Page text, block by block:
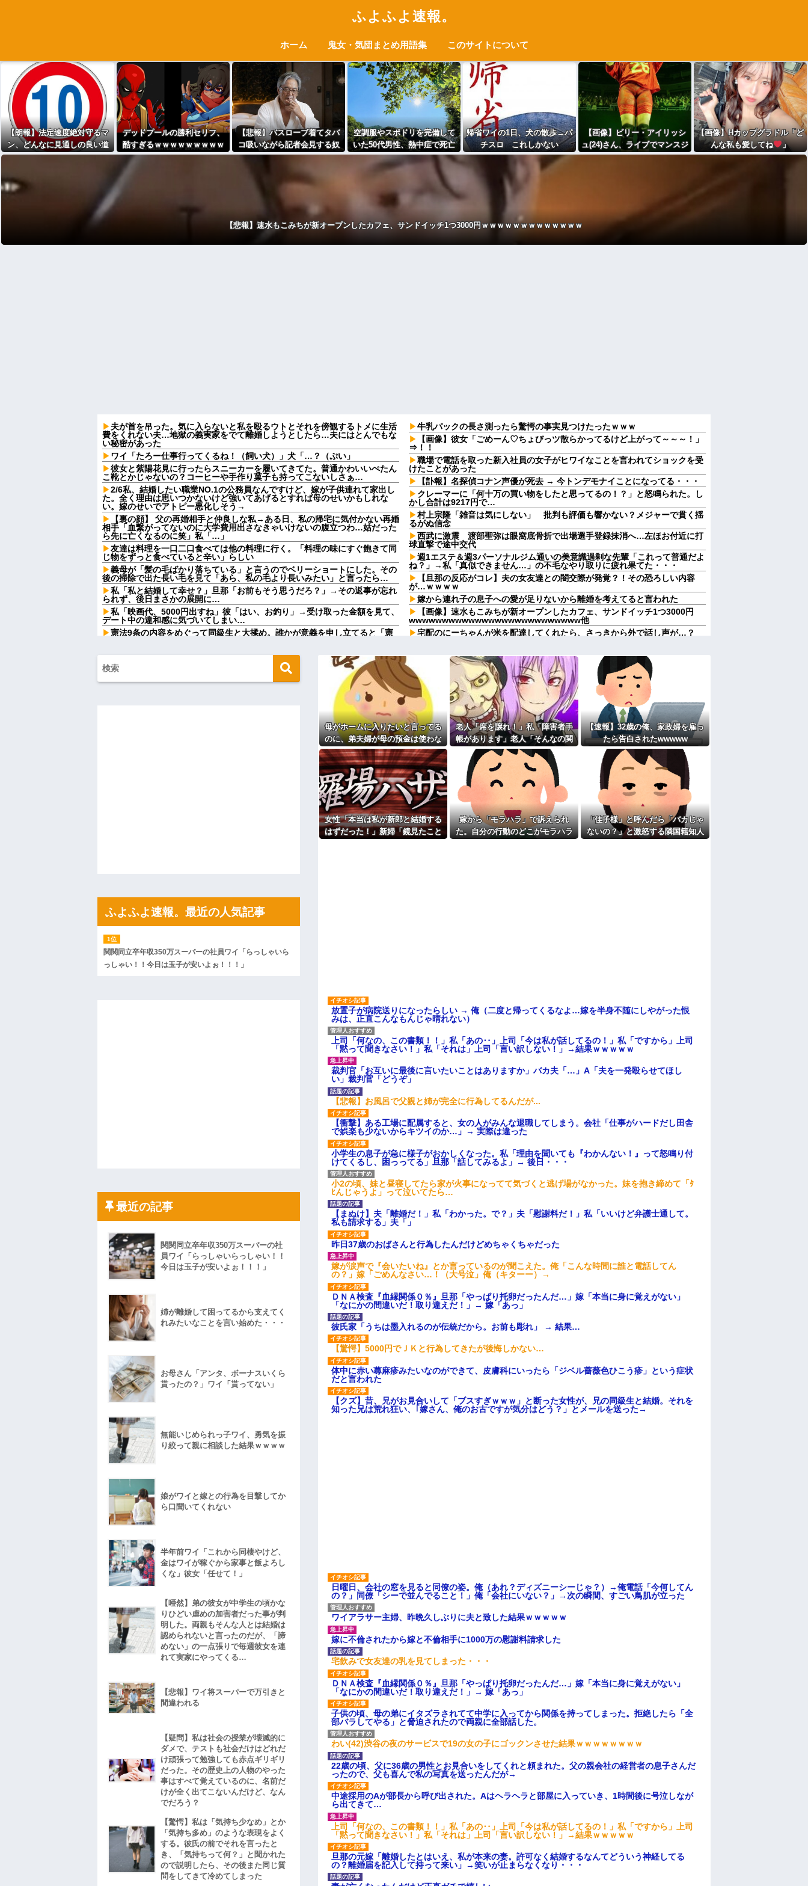
ふよふよ速報。
ホーム 鬼女・気団まとめ用語集 このサイトについて
【朗報】法定速度絶対守るマ
ン、どんなに見通しの良い道
路でも40～60km以上出さない
デッドプールの勝利セリフ、
酷すぎるｗｗｗｗｗｗｗｗｗ
ｗ
【悲報】バスローブ着てタバ
コ吸いながら記者会見する奴
ｗｗｗｗｗｗｗｗｗｗｗｗｗ
空調服やスポドリを完備して
いた50代男性、熱中症で死亡
帰省ワイの1日、犬の散歩→パ
チスロ これしかない
【画像】ビリー・アイリッシ
ュ(24)さん、ライブでマンスジ
が見える衣装を着て炎上
【画像】Hカップグラドル「ど
んな私も愛してね
」
【悲報】速水もこみちが新オープンしたカフェ、サンドイッチ1つ3000円ｗｗｗｗｗｗｗｗｗｗｗｗｗ
夫が首を吊った。気に入らないと私を殴るウトとそれを傍観するトメに生活
費をくれない夫…地獄の義実家をでて離婚しようとしたら…夫にはとんでもな
い秘密があった
ワイ「たろー仕事行ってくるね！（飼い犬）」犬「…？（ぷい」
彼女と紫陽花見に行ったらスニーカーを履いてきてた。普通かわいいぺたん
こ靴とかじゃないの？コーヒーや手作り菓子も持ってこないしさぁ…
2/6私、結婚したい職業NO.1の公務員なんですけど、嫁が子供連れて家出し
た。全く理由は思いつかないけど強いてあげるとすれば母のせいかもしれな
い。嫁のせいでアトピー悪化しそう→
【裏の顔】 父の再婚相手と仲良しな私→ある日、私の帰宅に気付かない再婚
相手「血繋がってないのに大学費用出さなきゃいけないの腹立つわ…姑だった
ら先に亡くなるのに笑」私「…」
友達は料理を一口二口食べては他の料理に行く。「料理の味にすぐ飽きて同
じ物をずっと食べていると辛い」らしい
義母が「髪の毛ばかり落ちている」と言うのでベリーショートにした。その
後の掃除で出た長い毛を見て「あら、私の毛より長いみたい」と言ったら…
私「私と結婚して幸せ？」旦那「お前もそう思うだろ？」→その返事が忘れ
られず、後日まさかの展開に…
私「映画代、5000円出すね」彼「はい、お釣り」→受け取った金額を見て、
デート中の違和感に気づいてしまい…
憲法9条の内容をめぐって同級生と大揉め。誰かが意義を申し立てると「憲
【しまった…】 コトメに追い出されたトメと二世帯住宅を建て、「２F(夫婦
のエリア)には絶対に上がらない」という約束をしたが、早速破って2Fに上
が...
ATMで俺が暗証番号を入力し終わった瞬間に、後ろに並んでいた外国人風の
女がこちらに荷物をばらまきやがった。俺（うっぜぇ。引き落としキャンセ
チー牛「デブの事豚丼って呼ぼうぜ！」←これが流行らなかった理由
【悲報】「美人すぎる県警本部長」失職ｗｗｗｗｗｗｗｗｗ
【衝撃】葬儀屋「火葬プランはどうなさいますか？」ワイ喪主「直葬で(即
【朗報】寺田心、週6ジム通いで体重62kg→82kgにwwwwwwww
【画像】このLINEでなんで女が怒ってるのか分かんない奴はモテない奴確定
妹と差をつけて育てられた。妹「家も土地も、財産はすべて私が継ぐ。相続
は放棄して」母「うんうん」私「わかった」 → 数年後、復讐のチャンスが
ハードオフに売っていた4万4000円のフィギュアがヤバすぎるｗｗｗｗｗｗ
後続車にクラクションを鳴らされ彼氏が逆切れ。「何クラクション鳴らして
んだ！降りてこいよ！」と怒鳴りだし...
【衝撃】報酬100万円超の治験募集がこちらｗｗｗｗｗ(※画像あり)
ｗｗｗｗｗｗｗｗｗｗ
【愕然】白のクラウン俺氏、高速道路左車線を制限速度で走った結果
wwwwwwwwwwww
牛乳パックの長さ測ったら驚愕の事実見つけたったｗｗｗ
【画像】彼女「ごめーん♡ちょびっツ散らかってるけど上がって～～～！」
⇒！！
職場で電話を取った新入社員の女子がヒワイなことを言われてショックを受
けたことがあった
【訃報】名探偵コナン声優が死去 → 今トンデモナイことになってる・・・
クレーマーに「何十万の買い物をしたと思ってるの！？」と怒鳴られた。し
かし合計は9217円で…
村上宗隆「雑音は気にしない」 批判も評価も響かない？メジャーで貫く揺
るがぬ信念
西武に激震 渡部聖弥は眼窩底骨折で出場選手登録抹消へ…左ほお付近に打
球直撃で途中交代
週1エステ＆週3パーソナルジム通いの美意識過剰な先輩「これって普通だよ
ね？」→私「真似できません…」の不毛なやり取りに疲れ果てた・・・
【旦那の反応がコレ】夫の女友達との闇交際が発覚？！その恐ろしい内容
が…ｗｗｗｗ
嫁から連れ子の息子への愛が足りないから離婚を考えてると言われた
【画像】速水もこみちが新オープンしたカフェ、サンドイッチ1つ3000円
wwwwwwwwwwwwwwwwwwwwwwwwww他
宅配のにーちゃんが米を配達してくれたら、さっきから外で話し声が…？
なんなのよ！！！すごいわ掃除！！！！
【ネット史】「鏡の中のアクトレス事件」夫は正しかったのに、なぜ喧嘩は
終わらなかったのか
【胸糞】「食に執着がない」自称するクチャラー義母の汚い食べ方に限界
クソ男「専業主婦は昼間寝てられていいよなぁ。俺なんか忙しくて寝る暇ね
ーもん。どうせ暇でしょ？俺のＤＶＤコピっといてよ」
【驚愕】養育費を払い続けた結果…元妻の裏切りが判明！！！その理由がこ
れｗｗｗｗ
職場で電話を取った新入社員の女子がヒワイなことを言われてショックを受
けたことがあった
既婚女性が夫に夕飯も用意せず週２で遊びに行くって多いかな？遅くても21
時には帰宅してるんだけど
主な税金の成り立ちを調べてみたよ
母がホームに入りたいと言ってる
のに、弟夫婦が母の預金は使わな
いでと言ってきた。我が弟ながら
情けなくて溜息が出る
老人「席を譲れ！」私「障害者手
帳があります」老人「そんなの関
係ない！」→暴言を浴びせられた
直後、周囲が動き出して…
【速報】32歳の俺、家政婦を雇っ
たら告白されたwwwww
女性「本当は私が新郎と結婚する
はずだった！」新婦「鏡見たこと
嫁から「モラハラ」で訴えられ
た。自分の行動のどこがモラハラ
「佳子様」と呼んだら「バカじゃ
ないの？」と激怒する隣国籍知人
放置子が病院送りになったらしい → 俺（二度と帰ってくるなよ…嫁を半身不随にしやがった恨
みは、正直こんなもんじゃ晴れない）
上司「何なの、この書類！！」私「あの‥」上司「今は私が話してるの！」私「ですから」上司
「黙って聞きなさい！」私「それは」上司「言い訳しない！」→結果ｗｗｗｗｗ
裁判官「お互いに最後に言いたいことはありますか」バカ夫「…」A「夫を一発殴らせてほし
い」裁判官「どうぞ」
【悲報】お風呂で父親と姉が完全に行為してるんだが...
【衝撃】ある工場に配属すると、女の人がみんな退職してしまう。会社「仕事がハードだし田舎
で娯楽も少ないからキツイのか…」→ 実際は違った
小学生の息子が急に様子がおかしくなった。私「理由を聞いても『わかんない！』って怒鳴り付
けてくるし、困っってる」旦那「話してみるよ」→ 後日・・・
小2の頃、妹と昼寝してたら家が火事になってて気づくと逃げ場がなかった。妹を抱き締めて「ﾀ
ﾋんじゃうよ」って泣いてたら…
【まぬけ】夫「離婚だ！」私「わかった。で？」夫「慰謝料だ！」私「いいけど弁護士通して。
私も請求する」夫「」
昨日37歳のおばさんと行為したんだけどめちゃくちゃだった
嫁が涙声で『会いたいね』とか言っているのが聞こえた。俺「こんな時間に誰と電話してん
の？」嫁「ごめんなさい…！（大号泣」俺（キターー）→
ＤＮＡ検査『血縁関係０％』旦那「やっぱり托卵だったんだ…」嫁「本当に身に覚えがない」
「なにかの間違いだ！取り違えだ！」→ 嫁「あっ」
彼氏家「うちは墨入れるのが伝統だから。お前も彫れ」 → 結果…
【驚愕】5000円でＪＫと行為してきたが後悔しかない…
体中に赤い蕁麻疹みたいなのができて、皮膚科にいったら「ジベル薔薇色ひこう疹」という症状
だと言われた
【クズ】昔、兄がお見合いして「ブスすぎｗｗｗ」と断った女性が、兄の同級生と結婚。それを
知った兄は荒れ狂い、｢嫁さん、俺のお古ですが気分はどう？」とメールを送った→
日曜日、会社の窓を見ると同僚の姿。俺（あれ？ディズニーシーじゃ？）→俺電話「今何してん
の？」同僚「シーで並んでること！」俺「会社にいない？」→次の瞬間、すごい鳥肌が立った
ワイアラサー主婦、昨晩久しぶりに夫と致した結果ｗｗｗｗｗ
嫁に不倫されたから嫁と不倫相手に1000万の慰謝料請求した
宅飲みで女友達の乳を見てしまった・・・
ＤＮＡ検査『血縁関係０％』旦那「やっぱり托卵だったんだ…」嫁「本当に身に覚えがない」
「なにかの間違いだ！取り違えだ！」→ 嫁「あっ」
子供の頃、母の弟にイタズラされてて中学に入ってから関係を持ってしまった。拒絶したら「全
部バラしてやる」と脅迫されたので両親に全部話した。
わい(42)渋谷の夜のサービスで19の女の子にゴックンさせた結果ｗｗｗｗｗｗｗｗ
22歳の頃、父に36歳の男性とお見合いをしてくれと頼まれた。父の親会社の経営者の息子さんだ
ったので、父も喜んで私の写真を送ったんだが→
中途採用のAが部長から呼び出された。Aはヘラヘラと部屋に入っていき、1時間後に号泣しなが
ら出てきて…
上司「何なの、この書類！！」私「あの‥」上司「今は私が話してるの！」私「ですから」上司
「黙って聞きなさい！」私「それは」上司「言い訳しない！」→結果ｗｗｗｗｗ
旦那の元嫁「離婚したとはいえ、私が本来の妻。許可なく結婚するなんてどういう神経してる
の？離婚届を記入して持って来い」→笑いが止まらなくなり・・・
ふよふよ速報。最近の人気記事
関関同立卒年収350万スーパーの社員ワイ「らっしゃいら
っしゃい！！今日は玉子が安いよぉ！！！」
最近の記事
関関同立卒年収350万スーパーの社
員ワイ「らっしゃいらっしゃい！！
今日は玉子が安いよぉ！！！」
姉が離婚して困ってるから支えてく
れみたいなことを言い始めた・・・
お母さん「アンタ、ボーナスいくら
貰ったの？」ワイ「貰ってない」
無能いじめられっ子ワイ、勇気を振
り絞って親に相談した結果ｗｗｗｗ
娘がワイと嫁との行為を目撃してか
ら口聞いてくれない
半年前ワイ「これから同棲やけど、
金はワイが稼ぐから家事と飯よろし
くな」彼女「任せて！」
【唖然】弟の彼女が中学生の頃かな
りひどい虐めの加害者だった事が判
明した。両親もそんな人とは結婚は
認められないと言ったのだが、「諦
めない」の一点張りで毎週彼女を連
れて実家にやってくる…
【悲報】ワイ将スーパーで万引きと
間違われる
【疑問】私は社会の授業が壊滅的に
ダメで、テストも社会だけはどれだ
け頑張って勉強しても赤点ギリギリ
だった。その歴史上の人物のやった
事はすべて覚えているのに、名前だ
けが全く出てこないんだけど、なん
でだろう？
【驚愕】私は「気持ち少なめ」とか
「気持ち多め」のような表現をよく
する。彼氏の前でそれを言ったと
き、「気持ちって何？」と聞かれた
ので説明したら、その後また同じ質
問をしてきて冷めてしまった